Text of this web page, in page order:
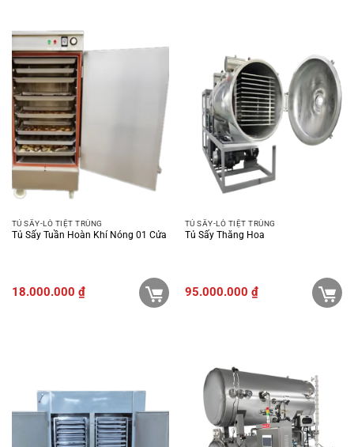
TỦ SẤY-LÒ TIỆT TRÙNG
Tủ Sấy Tuần Hoàn Khí Nóng 01 Cửa
18.000.000 ₫
TỦ SẤY-LÒ TIỆT TRÙNG
Tủ Sấy Thăng Hoa
95.000.000 ₫